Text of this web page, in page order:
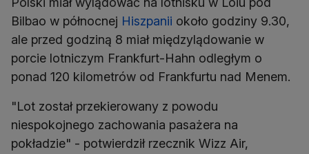
Bilbao w północnej Hiszpanii około godziny 9.30,
ale przed godziną 8 miał międzylądowanie w
porcie lotniczym Frankfurt-Hahn odległym o
ponad 120 kilometrów od Frankfurtu nad Menem.
"Lot został przekierowany z powodu
niespokojnego zachowania pasażera na
pokładzie" - potwierdził rzecznik Wizz Air,